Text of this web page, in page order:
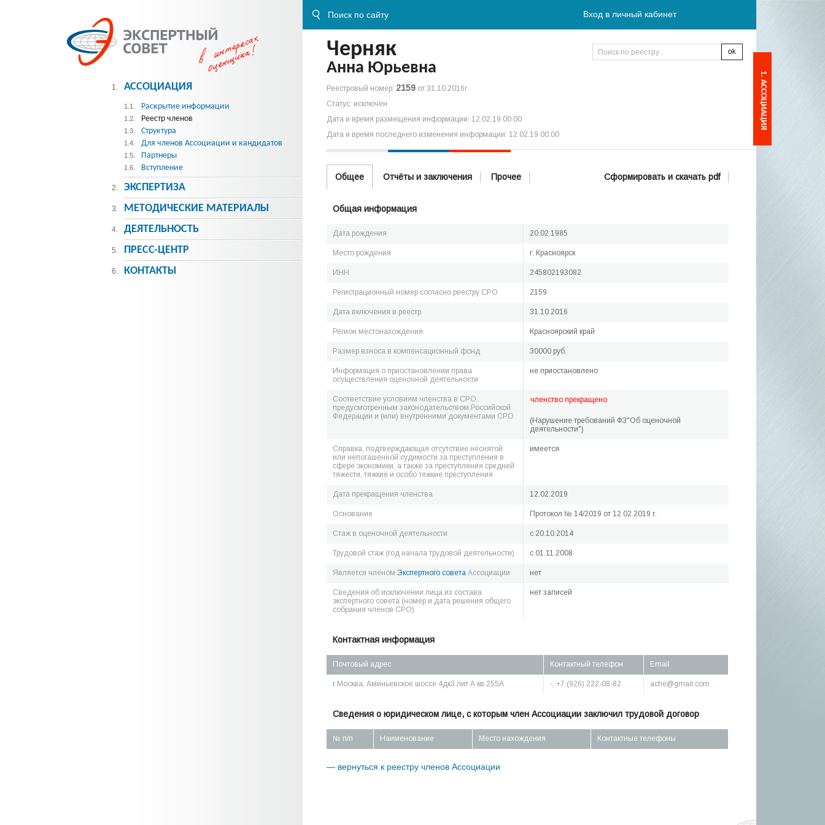
Вход в личный кабинет
Черняк
Анна Юрьевна
Реестровый номер: 2159 от 31.10.2016г.
Статус: исключен
Дата и время размещения информации: 12.02.19 00:00
Дата и время последнего изменения информации: 12.02.19 00:00
Общее Отчёты и заключения Прочее Сформировать и скачать pdf
Общая информация
Дата рождения 20.02.1985
Место рождения г. Красноярск
ИНН 245802193082
Регистрационный номер согласно реестру СРО 2159
Дата включения в реестр 31.10.2016
Регион местонахождения Красноярский край
Размер взноса в компенсационный фонд 30000 руб.
Информация о приостановлении права
осуществления оценочной деятельности
не приостановлено
Соответствие условиям членства в СРО,
предусмотренным законодательством Российской
Федерации и (или) внутренними документами СРО
членство прекращено
(Нарушение требований ФЗ"Об оценочной
деятельности")
Справка, подтверждающая отсутствие неснятой
или непогашенной судимости за преступления в
сфере экономики, а также за преступления средней
тяжести, тяжкие и особо тяжкие преступления
имеется
Дата прекращения членства 12.02.2019
Основание Протокол № 14/2019 от 12.02.2019 г.
Стаж в оценочной деятельности c 20.10.2014
Трудовой стаж (год начала трудовой деятельности) c 01.11.2008
Является членом Экспертного совета Ассоциации нет
Сведения об исключении лица из состава
экспертного совета (номер и дата решения общего
собрания членов СРО)
нет записей
Контактная информация
Почтовый адрес Контактный телефон Email
г.Москва, Аминьевское шоссе 4дк3 лит А кв 255А -, +7 (926) 222-08-82 ache@gmail.com
Сведения о юридическом лице, с которым член Ассоциации заключил трудовой договор
№ п/п Наименование Место нахождения Контактные телефоны
— вернуться к реестру членов Ассоциации
1. АССОЦИАЦИЯ
1.1. Раскрытие информации
1.2. Реестр членов
1.3. Структура
1.4. Для членов Ассоциации и кандидатов
1.5. Партнеры
1.6. Вступление
2. ЭКСПЕРТИЗА
3. МЕТОДИЧЕСКИE МАТЕРИАЛЫ
4. ДЕЯТЕЛЬНОСТЬ
5. ПРЕСС-ЦЕНТР
6. КОНТАКТЫ
1. АССОЦИАЦИЯ